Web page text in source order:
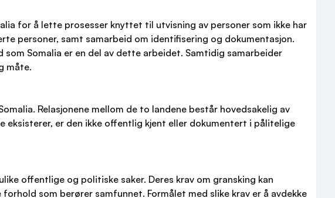
for å lette prosesser knyttet til utvisning av personer som ikke har
personer, samt samarbeid om identifisering og dokumentasjon.
Somalia er en del av dette arbeidet. Samtidig samarbeider
måte.
Relasjonene mellom de to landene består hovedsakelig av
eksisterer, er den ikke offentlig kjent eller dokumentert i pålitelige
offentlige og politiske saker. Deres krav om gransking kan
som berører samfunnet. Formålet med slike krav er å avdekke